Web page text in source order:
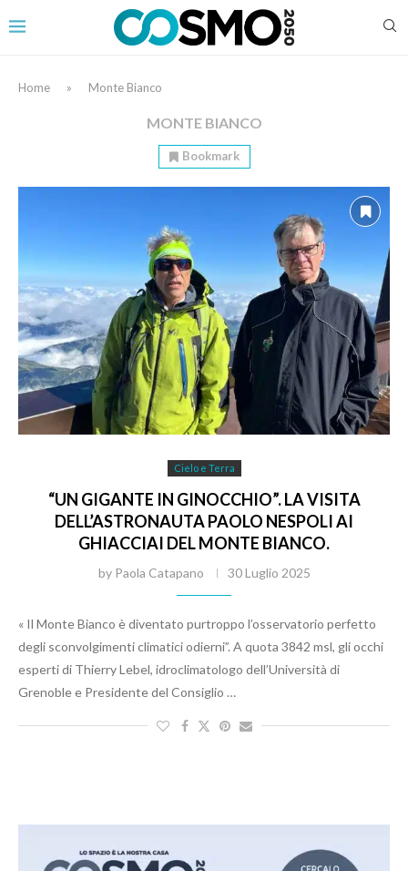
Home » Monte Bianco
MONTE BIANCO
Bookmark
Cielo e Terra
“UN GIGANTE IN GINOCCHIO”. LA VISITA
DELL’ASTRONAUTA PAOLO NESPOLI AI
GHIACCIAI DEL MONTE BIANCO.
by Paola Catapano 30 Luglio 2025
« Il Monte Bianco è diventato purtroppo l’osservatorio perfetto
degli sconvolgimenti climatici odierni”. A quota 3842 msl, gli occhi
esperti di Thierry Lebel, idroclimatologo dell’Università di
Grenoble e Presidente del Consiglio …